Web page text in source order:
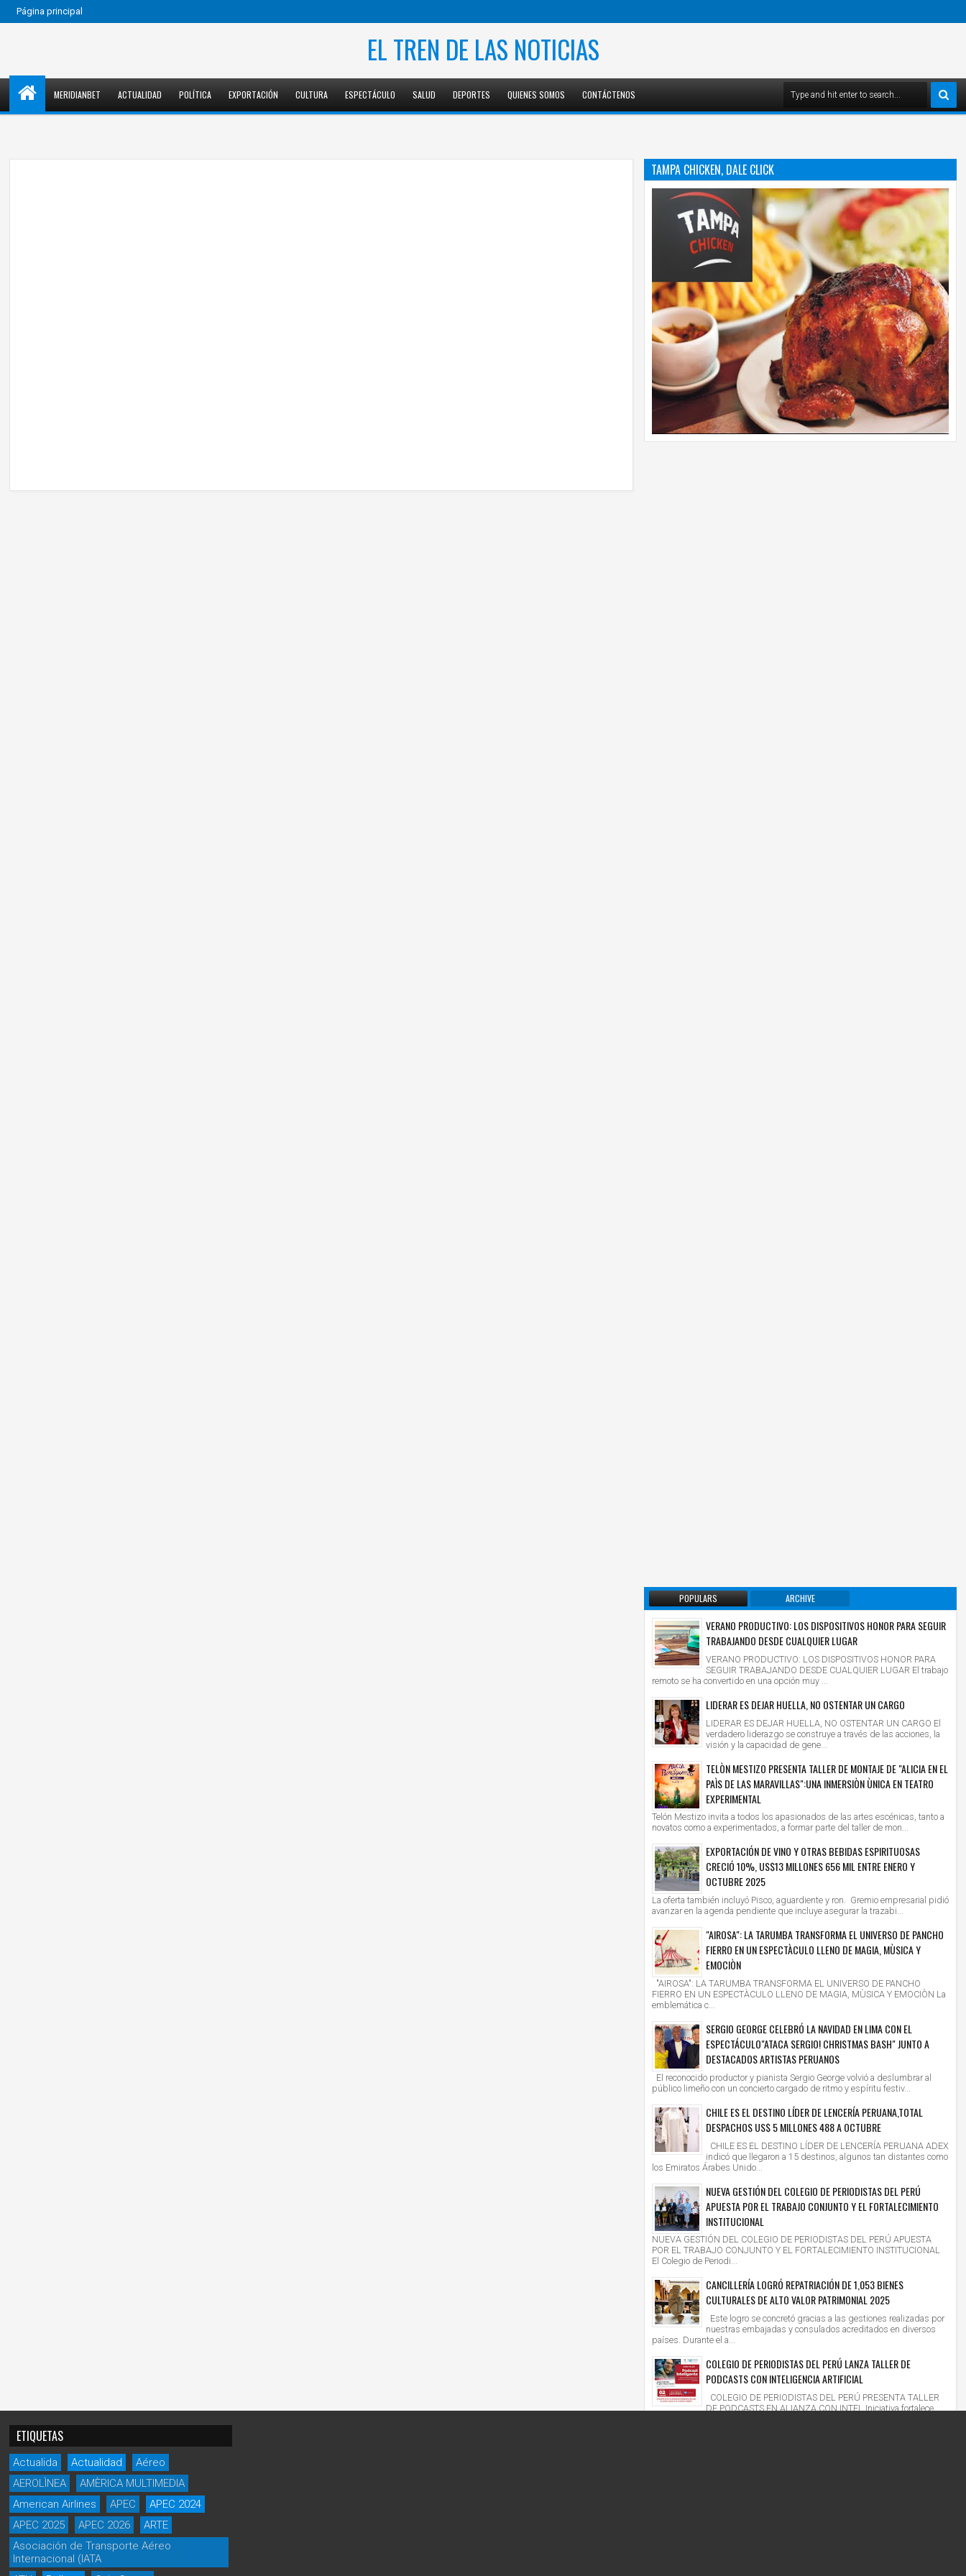
Página principal
EL TREN DE LAS NOTICIAS
MERIDIANBET ACTUALIDAD POLÍTICA EXPORTACIÓN CULTURA ESPECTÁCULO SALUD DEPORTES QUIENES SOMOS CONTÁCTENOS
TAMPA CHICKEN, DALE CLICK
POPULARS ARCHIVE
VERANO PRODUCTIVO: LOS DISPOSITIVOS HONOR PARA SEGUIR
TRABAJANDO DESDE CUALQUIER LUGAR
VERANO PRODUCTIVO: LOS DISPOSITIVOS HONOR PARA
SEGUIR TRABAJANDO DESDE CUALQUIER LUGAR El trabajo
remoto se ha convertido en una opción muy ...
LIDERAR ES DEJAR HUELLA, NO OSTENTAR UN CARGO
LIDERAR ES DEJAR HUELLA, NO OSTENTAR UN CARGO El
verdadero liderazgo se construye a través de las acciones, la
visión y la capacidad de gene...
TELÒN MESTIZO PRESENTA TALLER DE MONTAJE DE "ALICIA EN EL
PAÌS DE LAS MARAVILLAS":UNA INMERSIÒN ÙNICA EN TEATRO
EXPERIMENTAL
Telón Mestizo invita a todos los apasionados de las artes escénicas, tanto a
novatos como a experimentados, a formar parte del taller de mon...
EXPORTACIÓN DE VINO Y OTRAS BEBIDAS ESPIRITUOSAS
CRECIÓ 10%, US$13 MILLONES 656 MIL ENTRE ENERO Y
OCTUBRE 2025
La oferta también incluyó Pisco, aguardiente y ron. Gremio empresarial pidió
avanzar en la agenda pendiente que incluye asegurar la trazabi...
"AIROSA": LA TARUMBA TRANSFORMA EL UNIVERSO DE PANCHO
FIERRO EN UN ESPECTÀCULO LLENO DE MAGIA, MÙSICA Y
EMOCIÒN
"AIROSA": LA TARUMBA TRANSFORMA EL UNIVERSO DE PANCHO
FIERRO EN UN ESPECTÀCULO LLENO DE MAGIA, MÙSICA Y EMOCIÒN La
emblemática c...
SERGIO GEORGE CELEBRÓ LA NAVIDAD EN LIMA CON EL
ESPECTÁCULO"ATACA SERGIO! CHRISTMAS BASH" JUNTO A
DESTACADOS ARTISTAS PERUANOS
El reconocido productor y pianista Sergio George volvió a deslumbrar al
público limeño con un concierto cargado de ritmo y espíritu festiv...
CHILE ES EL DESTINO LÍDER DE LENCERÍA PERUANA,TOTAL
DESPACHOS US$ 5 MILLONES 488 A OCTUBRE
CHILE ES EL DESTINO LÍDER DE LENCERÍA PERUANA ADEX
indicó que llegaron a 15 destinos, algunos tan distantes como
los Emiratos Árabes Unido...
NUEVA GESTIÓN DEL COLEGIO DE PERIODISTAS DEL PERÚ
APUESTA POR EL TRABAJO CONJUNTO Y EL FORTALECIMIENTO
INSTITUCIONAL
NUEVA GESTIÓN DEL COLEGIO DE PERIODISTAS DEL PERÚ APUESTA
POR EL TRABAJO CONJUNTO Y EL FORTALECIMIENTO INSTITUCIONAL
El Colegio de Periodi...
CANCILLERÍA LOGRÓ REPATRIACIÓN DE 1,053 BIENES
CULTURALES DE ALTO VALOR PATRIMONIAL 2025
Este logro se concretó gracias a las gestiones realizadas por
nuestras embajadas y consulados acreditados en diversos
países. Durante el a...
COLEGIO DE PERIODISTAS DEL PERÚ LANZA TALLER DE
PODCASTS CON INTELIGENCIA ARTIFICIAL
COLEGIO DE PERIODISTAS DEL PERÚ PRESENTA TALLER
DE PODCASTS EN ALIANZA CON INTEL Iniciativa fortalece
ETIQUETAS
Actualida Actualidad
Aéreo
AEROLÌNEA
AMÈRICA MULTIMEDIA
American Airlines
APEC
APEC 2024
APEC 2025
APEC 2026
ARTE
Asociación de Transporte Aéreo
Internacional (IATA